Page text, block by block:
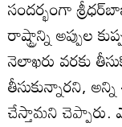
సందర్భంగా
రాష్ట్రాన్ని అప్పుల
నెలాఖరు వరకు
తీసుకున్నారని,
చేస్తామని చెప్పారు.